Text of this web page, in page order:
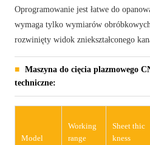
Oprogramowanie jest łatwe do
wymaga tylko wymiarów
rozwinięty widok zniekształconego
Maszyna do cięcia plazmowego
techniczne:
Model
Working
range
Sheet thic
kness